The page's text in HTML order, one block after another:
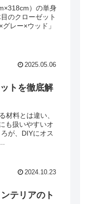
）の単身
のクローゼット
レー×ウッド」
2025.05.06
トを徹底解
材料とは違い、
も扱いやすいオ
が、DIYにオス
2024.10.23
テリアのト